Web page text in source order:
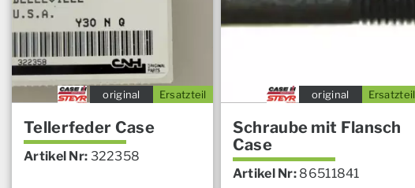
Ersatzteil
original
Tellerfeder Case
Artikel Nr: 322358
Ersatzteil
original
Schraube mit Flansch
Case
Artikel Nr: 86511841